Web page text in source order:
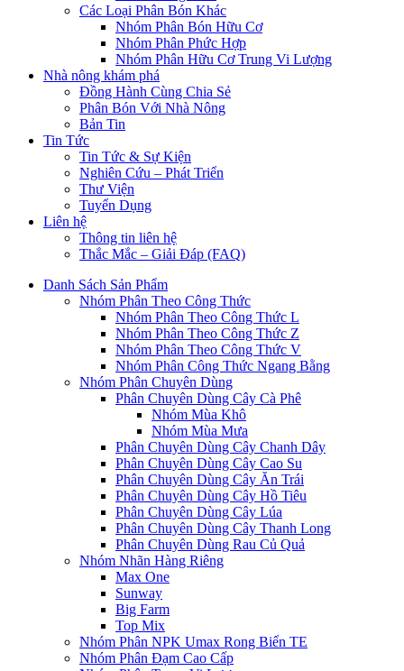
Các Loại Phân Bón Khác
Nhóm Phân Bón Hữu Cơ
Nhóm Phân Phức Hợp
Nhóm Phân Hữu Cơ Trung Vi Lượng
Nhà nông khám phá
Đồng Hành Cùng Chia Sẻ
Phân Bón Với Nhà Nông
Bản Tin
Tin Tức
Tin Tức & Sự Kiện
Nghiên Cứu – Phát Triển
Thư Viện
Tuyển Dụng
Liên hệ
Thông tin liên hệ
Thắc Mắc – Giải Đáp (FAQ)
Danh Sách Sản Phẩm
Nhóm Phân Theo Công Thức
Nhóm Phân Theo Công Thức L
Nhóm Phân Theo Công Thức Z
Nhóm Phân Theo Công Thức V
Nhóm Phân Công Thức Ngang Bằng
Nhóm Phân Chuyên Dùng
Phân Chuyên Dùng Cây Cà Phê
Nhóm Mùa Khô
Nhóm Mùa Mưa
Phân Chuyên Dùng Cây Chanh Dây
Phân Chuyên Dùng Cây Cao Su
Phân Chuyên Dùng Cây Ăn Trái
Phân Chuyên Dùng Cây Hồ Tiêu
Phân Chuyên Dùng Cây Lúa
Phân Chuyên Dùng Cây Thanh Long
Phân Chuyên Dùng Rau Củ Quả
Nhóm Nhãn Hàng Riêng
Max One
Sunway
Big Farm
Top Mix
Nhóm Phân NPK Umax Rong Biển TE
Nhóm Phân Đạm Cao Cấp